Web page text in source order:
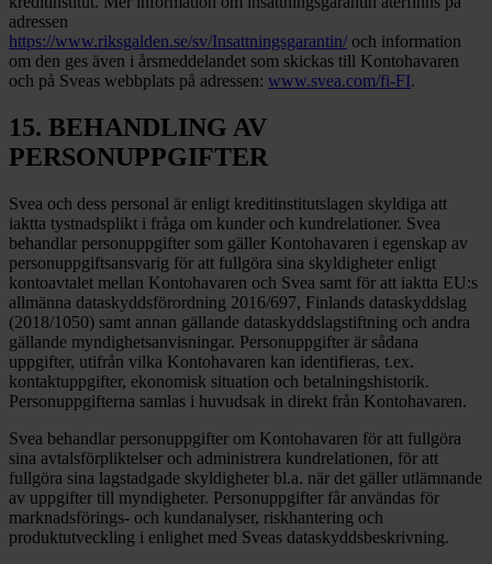
adressen
https://www.riksgalden.se/sv/Insattningsgarantin/ och information
om den ges även i årsmeddelandet som skickas till Kontohavaren
och på Sveas webbplats på adressen: www.svea.com/fi-FI.
15. BEHANDLING AV
PERSONUPPGIFTER
Svea och dess personal är enligt kreditinstitutslagen skyldiga att
iaktta tystnadsplikt i fråga om kunder och kundrelationer. Svea
behandlar personuppgifter som gäller Kontohavaren i egenskap av
personuppgiftsansvarig för att fullgöra sina skyldigheter enligt
kontoavtalet mellan Kontohavaren och Svea samt för att iaktta EU:s
allmänna dataskyddsförordning 2016/697, Finlands dataskyddslag
(2018/1050) samt annan gällande dataskyddslagstiftning och andra
gällande myndighetsanvisningar. Personuppgifter är sådana
uppgifter, utifrån vilka Kontohavaren kan identifieras, t.ex.
kontaktuppgifter, ekonomisk situation och betalningshistorik.
Personuppgifterna samlas i huvudsak in direkt från Kontohavaren.
Svea behandlar personuppgifter om Kontohavaren för att fullgöra
sina avtalsförpliktelser och administrera kundrelationen, för att
fullgöra sina lagstadgade skyldigheter bl.a. när det gäller utlämnande
av uppgifter till myndigheter. Personuppgifter får användas för
marknadsförings- och kundanalyser, riskhantering och
produktutveckling i enlighet med Sveas dataskyddsbeskrivning.